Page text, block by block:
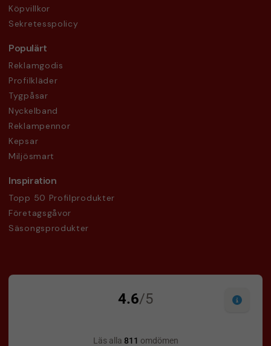
Köpvillkor
Sekretesspolicy
Populärt
Reklamgodis
Profilkläder
Tygpåsar
Nyckelband
Reklampennor
Kepsar
Miljösmart
Inspiration
Topp 50 Profilprodukter
Företagsgåvor
Säsongsprodukter